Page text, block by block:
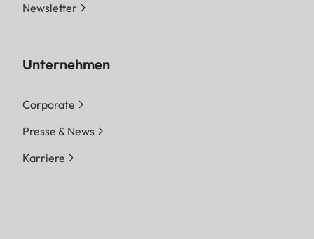
Newsletter
Unternehmen
Corporate
Presse & News
Karriere